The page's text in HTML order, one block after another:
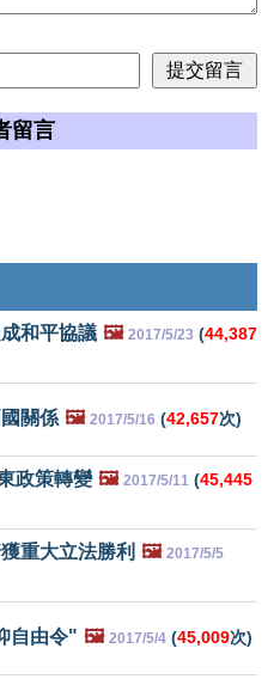
留言
和平協議 🖼️ 2017/5/23 (44,387
關係 🖼️ 2017/5/16 (42,657次)
政策轉變 🖼️ 2017/5/11 (45,445
重大立法勝利 🖼️ 2017/5/5
自由令" 🖼️ 2017/5/4 (45,009次)